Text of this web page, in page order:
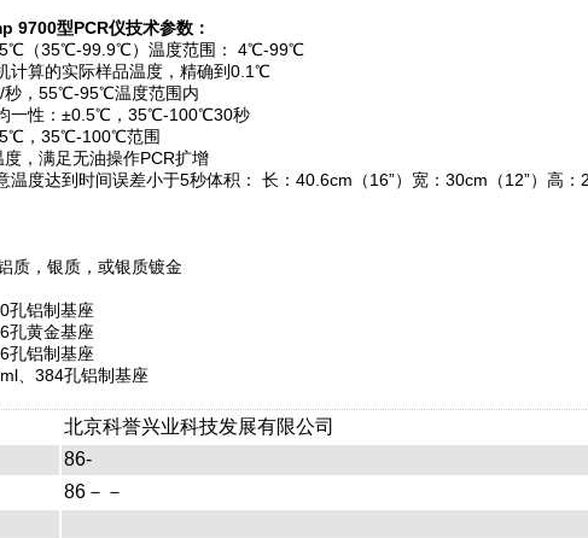
9700型PCR仪技术参数：
（35℃-99.9℃）温度范围： 4℃-99℃
计算的实际样品温度，精确到0.1℃
秒，55℃-95℃温度范围内
一性：±0.5℃，35℃-100℃30秒
，35℃-100℃范围
，满足无油操作PCR扩增
温度达到时间误差小于5秒体积： 长：40.6cm（16”）宽：30cm（12”）高：
质，银质，或银质镀金
孔铝制基座
孔黄金基座
孔铝制基座
、384孔铝制基座
北京科誉兴业科技发展有限公司
86-
86－－